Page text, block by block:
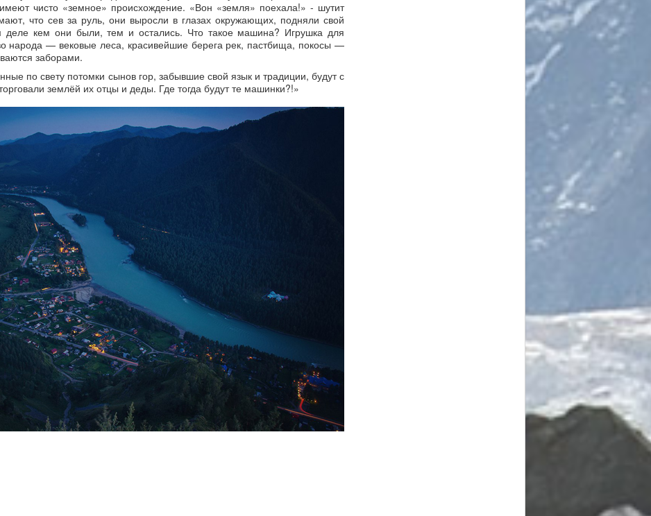
чисто «земное» происхождение. «Вон «земля» поехала!» - шутит
что сев за руль, они выросли в глазах окружающих, подняли свой
деле кем они были, тем и остались. Что такое машина? Игрушка для
народа — вековые леса, красивейшие берега рек, пастбища, покосы —
заборами.
по свету потомки сынов гор, забывшие свой язык и традиции, будут с
землёй их отцы и деды. Где тогда будут те машинки?!»